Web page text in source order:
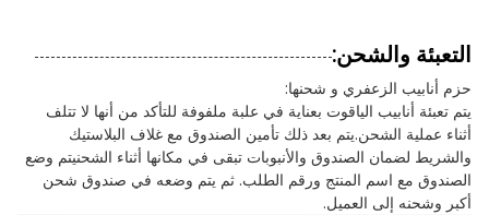
التعبئة والشحن:
حزم أنابيب الزعفري و شحنها:
يتم تعبئة أنابيب الياقوت بعناية في علبة ملفوفة للتأكد من أنها لا تتلف
أثناء عملية الشحن.يتم بعد ذلك تأمين الصندوق مع غلاف البلاستيك
والشريط لضمان الصندوق والأنبوبات تبقى في مكانها أثناء الشحنيتم وضع
الصندوق مع اسم المنتج ورقم الطلب. ثم يتم وضعه في صندوق شحن
أكبر وشحنه إلى العميل.